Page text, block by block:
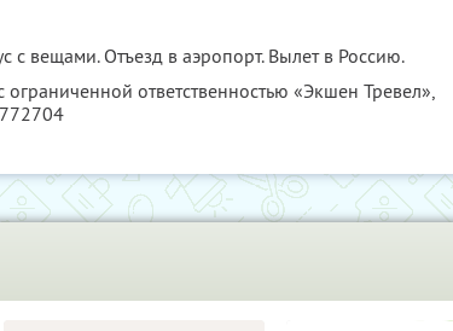
с вещами. Отъезд в аэропорт. Вылет в Россию.
ограниченной ответственностью «Экшен Тревел»,